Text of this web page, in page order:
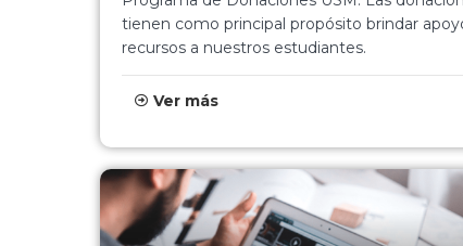
tienen como principal propósito brindar
recursos a nuestros estudiantes.
Ver más